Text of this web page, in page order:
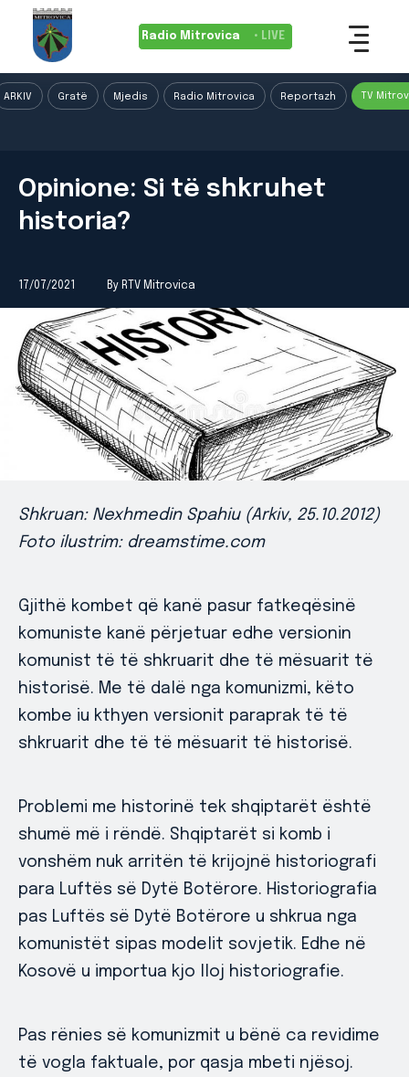
Radio Mitrovica • LIVE
ARKIV Gratë Mjedis Radio Mitrovica Reportazh TV
Opinione: Si të shkruhet
historia?
17/07/2021 By RTV Mitrovica
Shkruan: Nexhmedin Spahiu (Arkiv, 25.10.2012)
Foto ilustrim: dreamstime.com
Gjithë kombet që kanë pasur fatkeqësinë
komuniste kanë përjetuar edhe versionin
komunist të të shkruarit dhe të mësuarit të
historisë. Me të dalë nga komunizmi, këto
kombe iu kthyen versionit paraprak të të
shkruarit dhe të të mësuarit të historisë.
Problemi me historinë tek shqiptarët është
shumë më i rëndë. Shqiptarët si komb i
vonshëm nuk arritën të krijojnë historiografi
para Luftës së Dytë Botërore. Historiografia
pas Luftës së Dytë Botërore u shkrua nga
komunistët sipas modelit sovjetik. Edhe në
Kosovë u importua kjo lloj historiografie.
Pas rënies së komunizmit u bënë ca revidime
të vogla faktuale, por qasja mbeti njësoj.